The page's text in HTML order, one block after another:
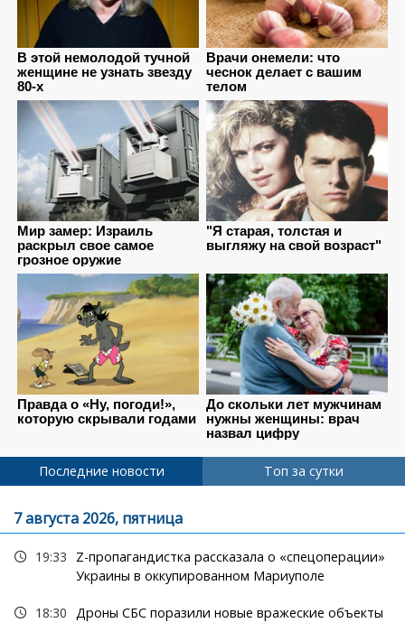
Последние новости Топ за сутки
7 августа 2026, пятница
19:33
Z-пропагандистка рассказала о «спецоперации»
Украины в оккупированном Мариуполе
18:30 Дроны СБС поразили новые вражеские объекты